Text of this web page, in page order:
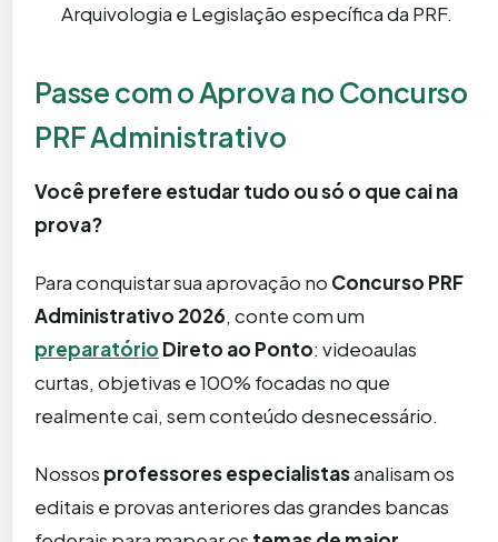
Arquivologia e Legislação específica da PRF.
Passe com o Aprova no Concurso
PRF Administrativo
Você prefere estudar tudo ou só o que cai na
prova?
Para conquistar sua aprovação no Concurso PRF
Administrativo 2026, conte com um
preparatório Direto ao Ponto: videoaulas
curtas, objetivas e 100% focadas no que
realmente cai, sem conteúdo desnecessário.
Nossos professores especialistasanalisam os
editais e provas anteriores das grandes bancas